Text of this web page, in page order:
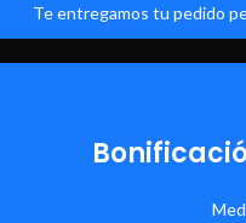
Te entregamos tu pedido